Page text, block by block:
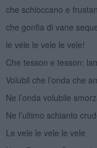
che schioccano e
che gonfia di vane
le vele le vele le vele!
Che tesson e tesson:
Volubil che l’onda che
Ne l’onda volubile
Ne l’ultimo schianto
Le vele le vele le vele